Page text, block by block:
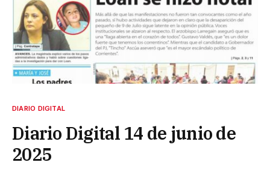
DIARIO DIGITAL
Diario Digital 14 de junio de
2025